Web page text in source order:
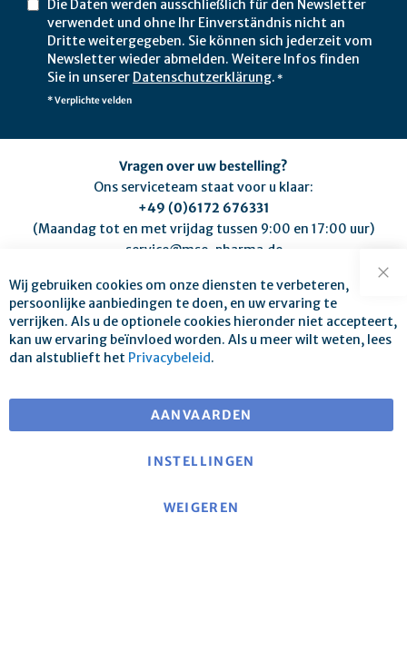
Die Daten werden ausschließlich für den Newsletter
verwendet und ohne Ihr Einverständnis nicht an
Dritte weitergegeben. Sie können sich jederzeit vom
Newsletter wieder abmelden. Weitere Infos finden
Sie in unserer Datenschutzerklärung. *
* Verplichte velden
Vragen over uw bestelling?
Ons serviceteam staat voor u klaar:
+49 (0)6172 676331
(Maandag tot en met vrijdag tussen 9:00 en 17:00 uur)
service@mse-pharma.de
Wij gebruiken cookies om onze diensten te verbeteren,
persoonlijke aanbiedingen te doen, en uw ervaring te
verrijken. Als u de optionele cookies hieronder niet accepteert,
kan uw ervaring beïnvloed worden. Als u meer wilt weten, lees
dan alstublieft het Privacybeleid.
AANVAARDEN
INSTELLINGEN
WEIGEREN